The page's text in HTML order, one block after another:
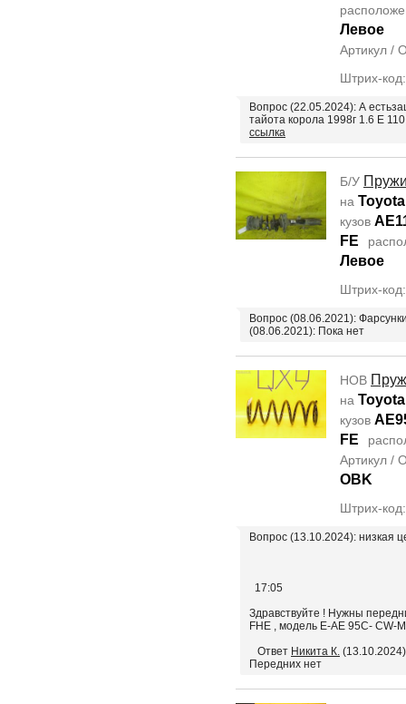
Левое
Артикул /
Штрих-
Вопрос (22.05.2024): А
тайота корола 1998г 1.6 Е
ссылка
Б/У
на
кузов
FE
Левое
Штрих-
Вопрос (08.06.2021):
(08.06.2021): Пока нет
НОВ
на
кузов
FE
Артикул /
OBK
Штрих-
Вопрос (13.10.2024): низкая
17:05
Здравствуйте ! Нужны
FHE , модель E-AE 95C- CW-
Ответ Никита К.
Передних нет